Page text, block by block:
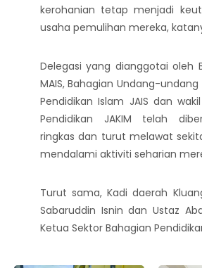
kerohanian tetap menjadi
usaha pemulihan mereka,
Delegasi yang dianggotai oleh
MAIS, Bahagian Undang-undang
Pendidikan Islam JAIS dan
Pendidikan JAKIM telah
ringkas dan turut melawat
mendalami aktiviti seharian
Turut sama, Kadi daerah
Sabaruddin Isnin dan Ustaz
Ketua Sektor Bahagian